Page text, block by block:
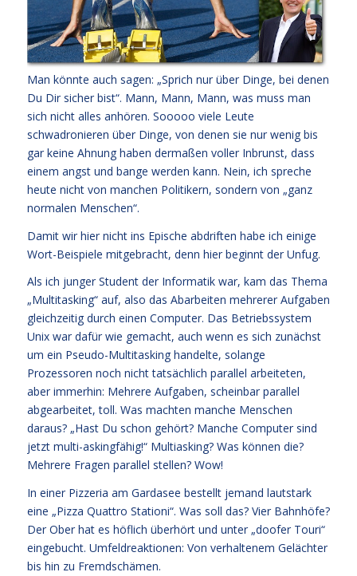
Man könnte auch sagen: „Sprich nur über Dinge, bei denen
Du Dir sicher bist“. Mann, Mann, Mann, was muss man
sich nicht alles anhören. Sooooo viele Leute
schwadronieren über Dinge, von denen sie nur wenig bis
gar keine Ahnung haben dermaßen voller Inbrunst, dass
einem angst und bange werden kann. Nein, ich spreche
heute nicht von manchen Politikern, sondern von „ganz
normalen Menschen“.
Damit wir hier nicht ins Epische abdriften habe ich einige
Wort-Beispiele mitgebracht, denn hier beginnt der Unfug.
Als ich junger Student der Informatik war, kam das Thema
„Multitasking“ auf, also das Abarbeiten mehrerer Aufgaben
gleichzeitig durch einen Computer. Das Betriebssystem
Unix war dafür wie gemacht, auch wenn es sich zunächst
um ein Pseudo-Multitasking handelte, solange
Prozessoren noch nicht tatsächlich parallel arbeiteten,
aber immerhin: Mehrere Aufgaben, scheinbar parallel
abgearbeitet, toll. Was machten manche Menschen
daraus? „Hast Du schon gehört? Manche Computer sind
jetzt multi-askingfähig!“ Multiasking? Was können die?
Mehrere Fragen parallel stellen? Wow!
In einer Pizzeria am Gardasee bestellt jemand lautstark
eine „Pizza Quattro Stationi“. Was soll das? Vier Bahnhöfe?
Der Ober hat es höflich überhört und unter „doofer Touri“
eingebucht. Umfeldreaktionen: Von verhaltenem Gelächter
bis hin zu Fremdschämen.